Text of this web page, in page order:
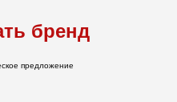
бренд
предложение